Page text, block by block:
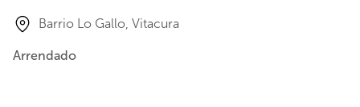
Barrio Lo Gallo, Vitacura
Arrendado